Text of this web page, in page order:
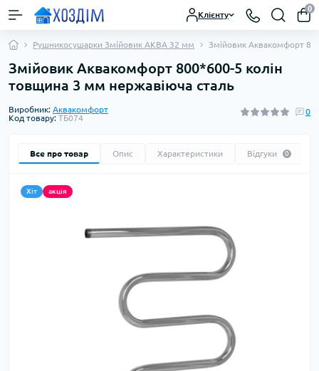
Клієнту
0
Рушникосушарки Змійовик АКВА 32 мм Змійовик Аквакомфорт
Змійовик Аквакомфорт 800*600-5 колін
товщина 3 мм нержавіюча сталь
Виробник: Аквакомфорт
Код товару: ТБ074
0
Все про товар Опис Характеристики Відгуки 0
Хіт акція